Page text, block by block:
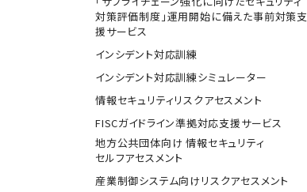
対策評価制度」運用開始に備えた事前対策支
援サービス
インシデント対応訓練
インシデント対応訓練シミュレーター
情報セキュリティリスクアセスメント
FISCガイドライン準拠対応支援サービス
地方公共団体向け 情報セキュリティ
セルフアセスメント
産業制御システム向けリスクアセスメント